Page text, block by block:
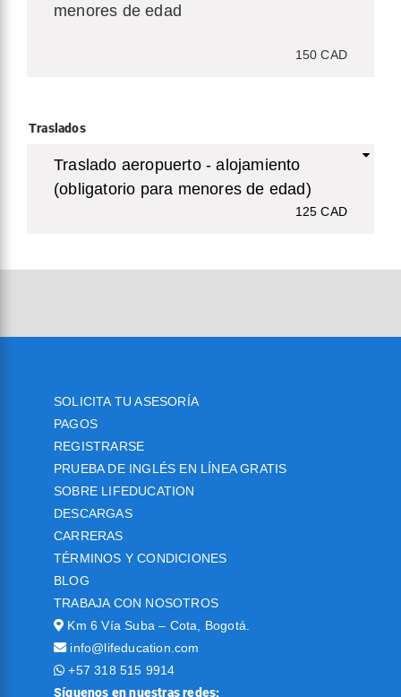
menores de edad
150 CAD
Traslados
Traslado aeropuerto - alojamiento
(obligatorio para menores de edad)
125 CAD
SOLICITA TU ASESORÍA
PAGOS
REGISTRARSE
PRUEBA DE INGLÉS EN LÍNEA GRATIS
SOBRE LIFEDUCATION
DESCARGAS
CARRERAS
TÉRMINOS Y CONDICIONES
BLOG
TRABAJA CON NOSOTROS
Km 6 Vía Suba – Cota, Bogotá.
info@lifeducation.com
+57 318 515 9914
Síguenos en nuestras redes: